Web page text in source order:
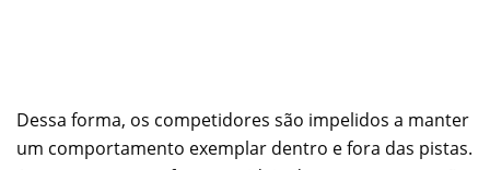
Dessa forma, os competidores são impelidos a manter
um comportamento exemplar dentro e fora das pistas.